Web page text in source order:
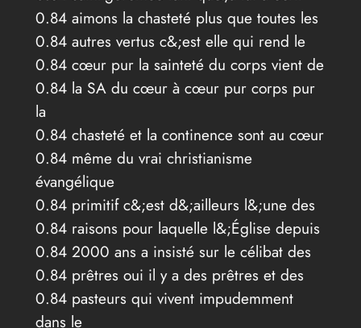
0.84 aimons la chasteté plus que toutes les
0.84 autres vertus c&;est elle qui rend le
0.84 cœur pur la sainteté du corps vient de
0.84 la SA du cœur à cœur pur corps pur
la
0.84 chasteté et la continence sont au cœur
0.84 même du vrai christianisme
évangélique
0.84 primitif c&;est d&;ailleurs l&;une des
0.84 raisons pour laquelle l&;Église depuis
0.84 2000 ans a insisté sur le célibat des
0.84 prêtres oui il y a des prêtres et des
0.84 pasteurs qui vivent impudemment
dans le